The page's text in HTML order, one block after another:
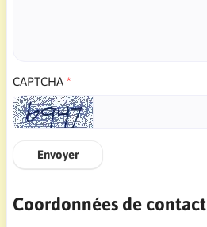
CAPTCHA
Envoyer
Coordonnées de contact